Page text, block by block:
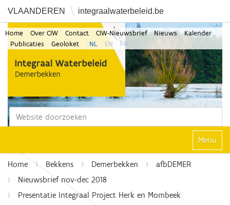
VLAANDEREN integraalwaterbeleid.be
Zoek
Home Over CIW Contact CIW-Nieuwsbrief Nieuws
Kalender
Publicaties
Geoloket NL EN FR
Klap
Home Bekkens Demerbekken
afbDEMER
Nieuwsbrief nov-dec 2018
Presentatie Integraal Project Herk en Mombeek